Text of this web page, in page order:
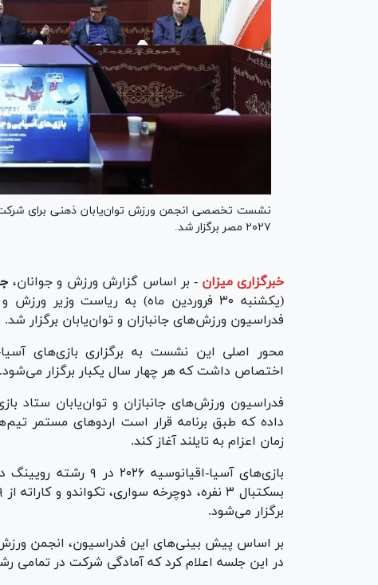
۲۰۲۷ مصر برگزار شد.
خبرگزاری میزان - بر اساس گزارش ورزش و جوانان،
(یکشنبه ۳۰ فروردین ماه) به ریاست وزیر
فدراسیون ورزش‌های جانبازان و توان‌یابان برگزار شد.
اختصاص داشت که هر چهار سال یکبار برگزار می‌شود.
فدراسیون ورزش‌های جانبازان و توان‌یابان ستاد
داده که طبق برنامه قرار است اردو‌های مستمر
زمان اعزام به تایلند آغاز کند.
بازی‌های آسیا-
برگزار می‌شود.
بر اساس پیش بینی‌های این فدراسیون، انجمن ورزش
در این جلسه اعلام کرد که آمادگی شرکت در تمامی